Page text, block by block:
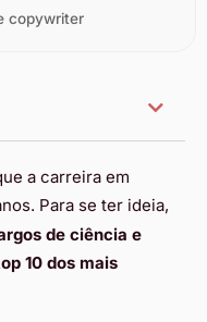
a carreira em
Para se ter ideia,
de ciência e
10 dos mais
copywriter